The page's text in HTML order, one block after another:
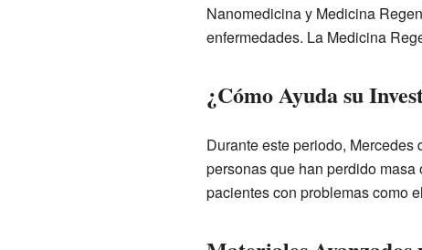
Nanomedicina y Medicina
enfermedades. La Medicina
¿Cómo Ayuda su
Durante este periodo,
personas que han perdido
pacientes con problemas como